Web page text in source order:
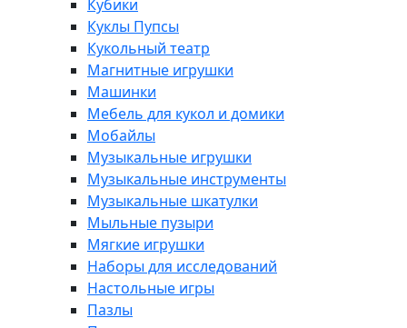
Кубики
Куклы Пупсы
Кукольный театр
Магнитные игрушки
Машинки
Мебель для кукол и домики
Мобайлы
Музыкальные игрушки
Музыкальные инструменты
Музыкальные шкатулки
Мыльные пузыри
Мягкие игрушки
Наборы для исследований
Настольные игры
Пазлы